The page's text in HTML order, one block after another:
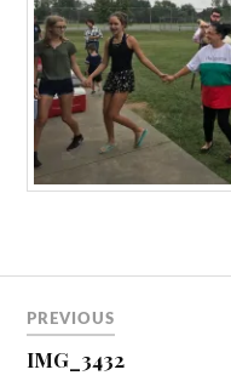
PREVIOUS
IMG_3432